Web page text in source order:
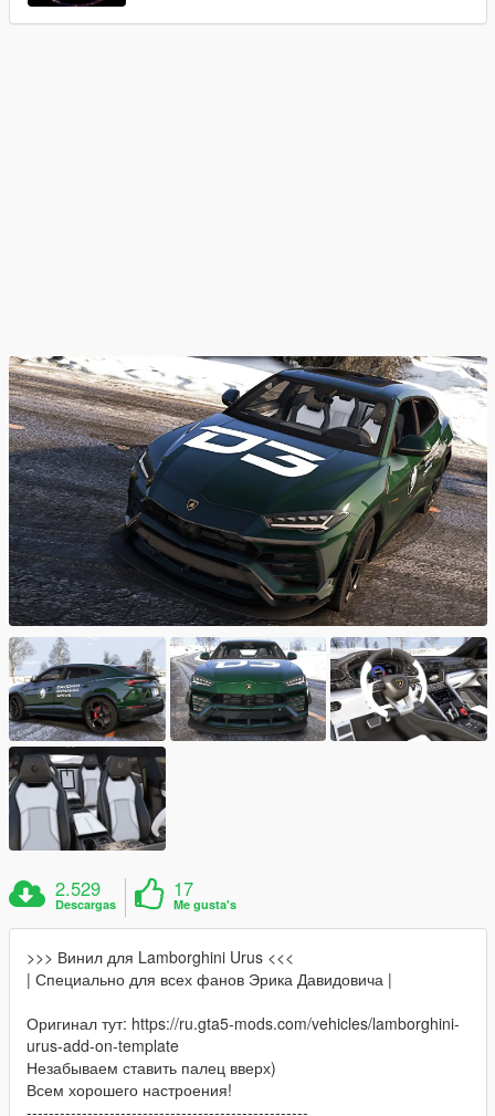
2.529
Descargas
17
Me gusta's
>>> Винил для Lamborghini Urus <<<
| Специально для всех фанов Эрика Давидовича |
Оригинал тут: https://ru.gta5-mods.com/vehicles/lamborghini-
urus-add-on-template
Незабываем ставить палец вверх)
Всем хорошего настроения!